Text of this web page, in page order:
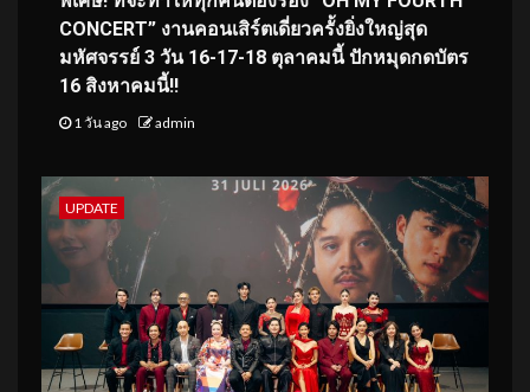
CONCERT” งานคอนเสิร์ตเดี่ยวครั้งยิ่งใหญ่สุด
มหัศจรรย์ 3 วัน 16-17-18 ตุลาคมนี้ ปักหมุดกดบัตร
16 สิงหาคมนี้!!
1 วัน ago admin
UPDATE